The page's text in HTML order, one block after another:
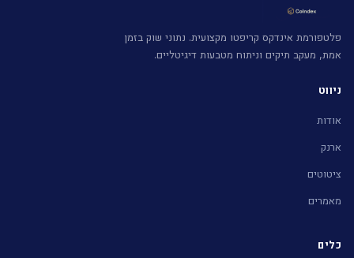
פלטפורמת אינדקס קריפטו מקצועית. נתוני שוק בזמן
אמת, מעקב תיקים וניתוח מטבעות דיגיטליים.
ניווט
אודות
ארנק
ציטוטים
מאמרים
כלים